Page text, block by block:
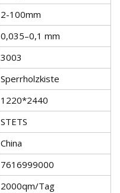
2-100mm
0,035–0,1 mm
3003
Sperrholzkiste
1220*2440
STETS
China
7616999000
2000qm/Tag